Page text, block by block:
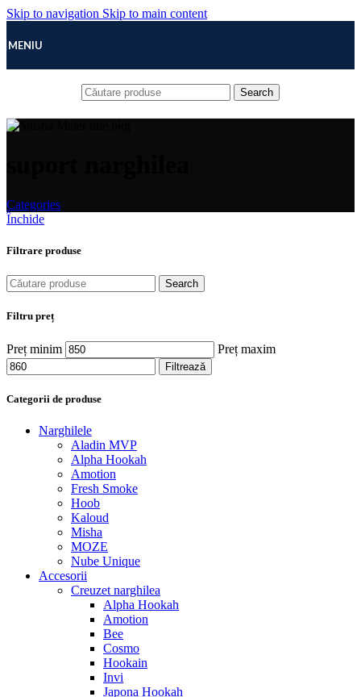
Skip to navigation Skip to main content
MENIU
Search
Categories
Închide
Filtrare produse
Search
Filtru preț
Preț minim Preț maxim
Filtrează
Categorii de produse
Narghilele
Aladin MVP
Alpha Hookah
Amotion
Fresh Smoke
Hoob
Kaloud
Misha
MOZE
Nube Unique
Accesorii
Creuzet narghilea
Alpha Hookah
Amotion
Bee
Cosmo
Hookain
Invi
Japona Hookah